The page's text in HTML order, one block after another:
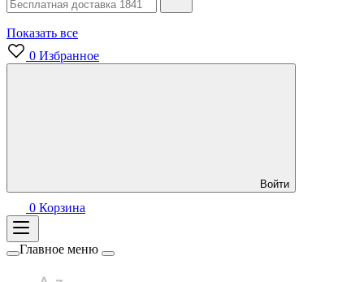
Показать все
0 Избранное
Войти
0 Корзина
Главное меню